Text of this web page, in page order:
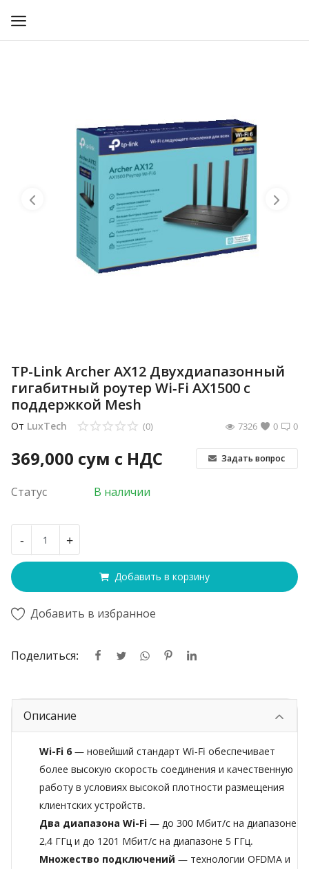
ДЛЯ БИЗНЕСА
ДЛЯ ОПЕРАТОРОВ СВЯЗИ
TP-Link Archer AX12 Двухдиапазонный
гигабитный роутер Wi‑Fi AX1500 с
поддержкой Mesh
От LuxTech 0
(0) 0
7326
369,000 сум с НДС Задать вопрос
Статус В наличии
- +
Добавить в корзину
Добавить в избранное
Поделиться:
Описание
Wi-Fi 6 — новейший стандарт Wi-Fi обеспечивает
более высокую скорость соединения и качественную
работу в условиях высокой плотности размещения
клиентских устройств.
Два диапазона Wi-Fi — до 300 Мбит/с на диапазоне
2,4 ГГц и до 1201 Мбит/с на диапазоне 5 ГГц.
Множество подключений — технологии OFDMA и